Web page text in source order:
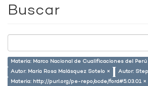
Buscar
Materia: Marco Nacional de Cualificaciones del Perú
Autor: María Rosa Malásquez Sotelo ×
Autor:
Materia: http://purl.org/pe-repo/ocde/ford#5.03.01 ×